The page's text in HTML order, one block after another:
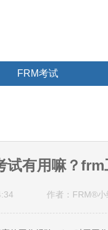
FRM考试
试有用嘛？
作者：FRM®小